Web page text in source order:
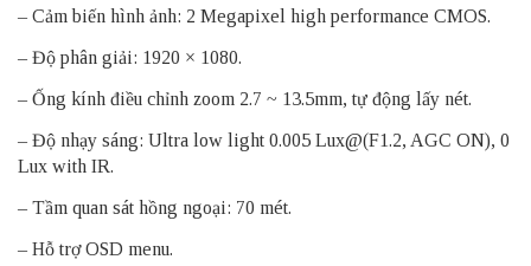
– Cảm biến hình ảnh: 2 Megapixel high performance CMOS.
– Độ phân giải: 1920 × 1080.
– Ống kính điều chỉnh zoom 2.7 ~ 13.5mm, tự động lấy nét.
– Độ nhạy sáng: Ultra low light 0.005 Lux@(F1.2, AGC ON), 0
Lux with IR.
– Tầm quan sát hồng ngoại: 70 mét.
– Hỗ trợ OSD menu.